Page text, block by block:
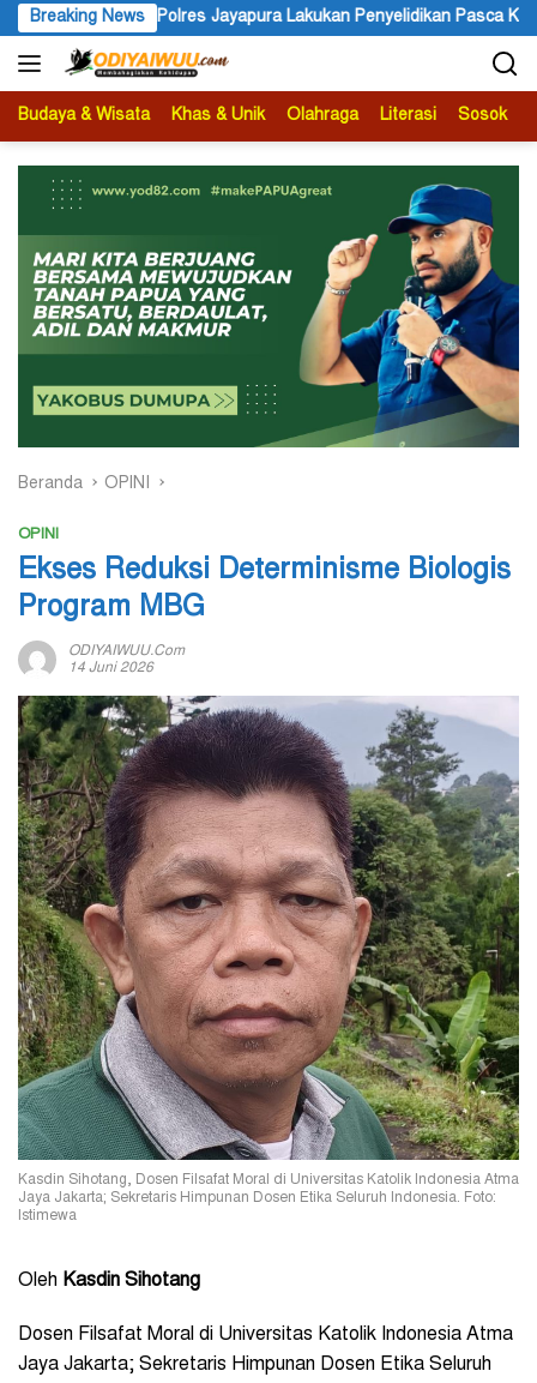
Langsung
ke
konten
Breaking News
Lakukan Penyelidikan Pasca Keracunan Akibat Dugaan
Budaya & Wisata Khas & Unik Olahraga Literasi Sosok
Beranda OPINI
OPINI
Ekses Reduksi Determinisme Biologis
Program MBG
ODIYAIWUU.com
14 Juni 2026
Kasdin Sihotang, Dosen Filsafat Moral di Universitas Katolik Indonesia Atma
Jaya Jakarta; Sekretaris Himpunan Dosen Etika Seluruh Indonesia. Foto:
Istimewa
Oleh Kasdin Sihotang
Dosen Filsafat Moral di Universitas Katolik Indonesia Atma
Jaya Jakarta; Sekretaris Himpunan Dosen Etika Seluruh